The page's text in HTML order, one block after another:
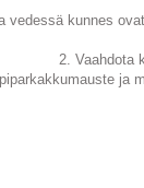
vedessä kunnes
2. Vaahdota
ja